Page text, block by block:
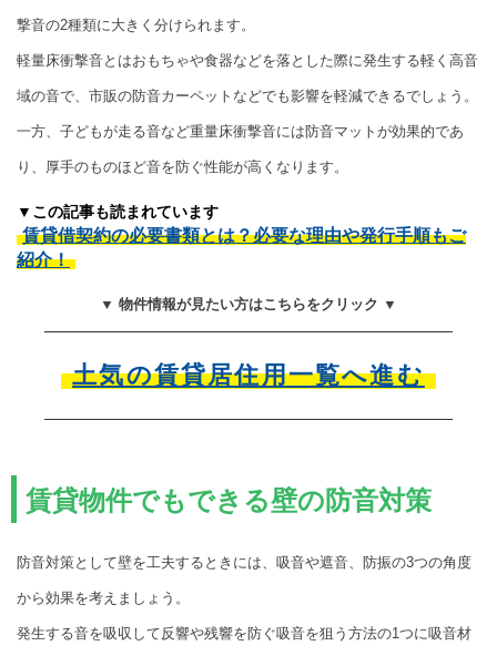
撃音の2種類に大きく分けられます。
軽量床衝撃音とはおもちゃや食器などを落とした際に発生する軽く高音
域の音で、市販の防音カーペットなどでも影響を軽減できるでしょう。
一方、子どもが走る音など重量床衝撃音には防音マットが効果的であ
り、厚手のものほど音を防ぐ性能が高くなります。
▼この記事も読まれています
賃貸借契約の必要書類とは？必要な理由や発行手順もご
紹介！
▼ 物件情報が見たい方はこちらをクリック ▼
土気の賃貸居住用一覧へ進む
賃貸物件でもできる壁の防音対策
防音対策として壁を工夫するときには、吸音や遮音、防振の3つの角度
から効果を考えましょう。
発生する音を吸収して反響や残響を防ぐ吸音を狙う方法の1つに吸音材